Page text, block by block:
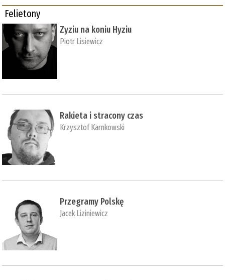
Felietony
Zyziu na koniu Hyziu
Piotr Lisiewicz
Rakieta i stracony czas
Krzysztof Karnkowski
Przegramy Polskę
Jacek Liziniewicz